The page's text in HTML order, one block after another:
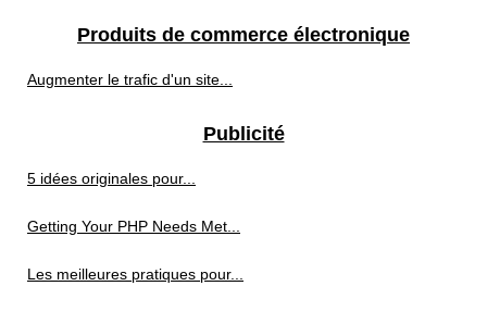
Produits de commerce électronique
Augmenter le trafic d'un site...
Publicité
5 idées originales pour...
Getting Your PHP Needs Met...
Les meilleures pratiques pour...